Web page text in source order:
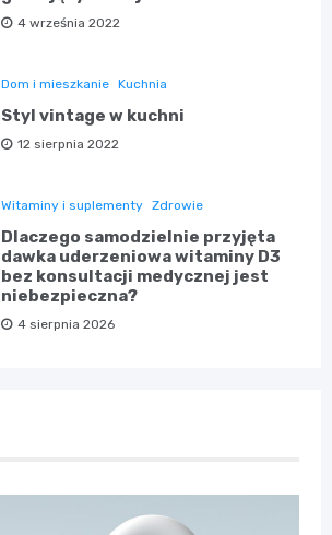
4 września 2022
Dom i mieszkanie Kuchnia
Styl vintage w kuchni
12 sierpnia 2022
Witaminy i suplementy Zdrowie
Dlaczego samodzielnie przyjęta
dawka uderzeniowa witaminy D3
bez konsultacji medycznej jest
niebezpieczna?
4 sierpnia 2026